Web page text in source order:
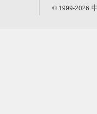
© 1999-2026